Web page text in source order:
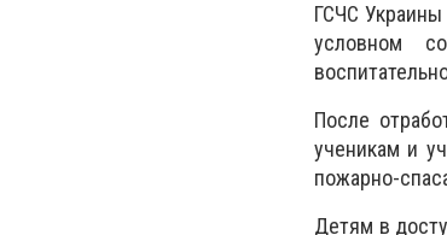
ГСЧС Украины
условном
После
ученикам и
пожарно-
Детям в